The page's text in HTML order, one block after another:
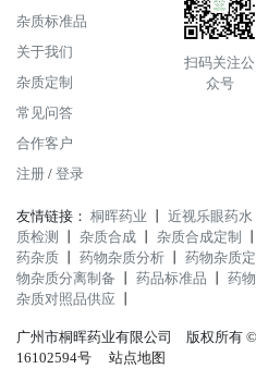
杂质标准品
关于我们
杂质定制
常见问答
合作客户
注册 / 登录
扫码关注公
众号
友情链接： 桐晖药业 近视乐眼药水
质检测
杂质合成 杂质合成定制
药杂质
药物杂质分析 药物杂质
物杂质分离制备
药品标准品 药
杂质对照品供应
广州市桐晖药业有限公司 版权所有 ©
16102594号
站点地图